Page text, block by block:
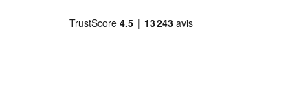
Contrôle technique